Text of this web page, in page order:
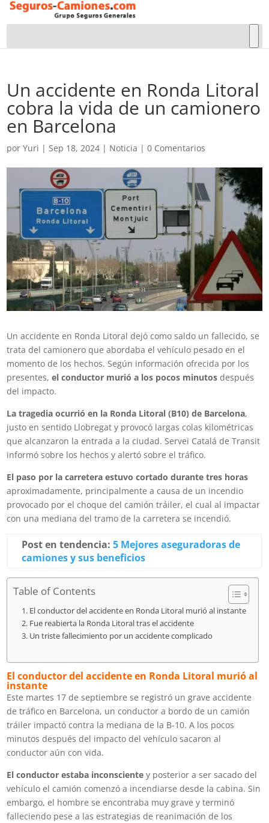
Un accidente en Ronda Litoral
cobra la vida de un camionero
en Barcelona
porYuri |Sep 18, 2024 | Noticia |0 Comentarios
Un accidente en Ronda Litoral dejó como saldo un fallecido, se
trata del camionero que abordaba el vehículo pesado en el
momento de los hechos. Según información ofrecida por los
presentes,el conductor murió a los pocos minutos después
del impacto.
La tragedia ocurrió en la Ronda Litoral (B10) de Barcelona,
justo en sentido Llobregat y provocó largas colas kilométricas
que alcanzaron la entrada a la ciudad. Servei Catalá de Transit
informó sobre los hechos y alertó sobre el tráfico.
El paso por la carretera estuvo cortado durante tres horas
aproximadamente, principalmente a causa de un incendio
provocado por el choque del camión tráiler, el cual al impactar
con una mediana del tramo de la carretera se incendió.
Post en tendencia:5 Mejores aseguradoras de
camiones y sus beneficios
Table of Contents
El conductor del accidente en Ronda Litoral murió al instante
Fue reabierta la Ronda Litoral tras el accidente
Un triste fallecimiento por un accidente complicado
El conductor del accidente en Ronda Litoral murió al
instante
Este martes 17 de septiembre se registró un grave accidente
de tráfico en Barcelona, un conductor a bordo de un camión
tráiler impactó contra la mediana de la B-10. A los pocos
minutos después del impacto del vehículo sacaron al
conductor aún con vida.
El conductor estaba inconscientey posterior a ser sacado del
vehículo el camión comenzó a incendiarse desde la cabina. Sin
embargo, el hombre se encontraba muy grave y terminó
falleciendo pese a las estrategias de reanimación de los